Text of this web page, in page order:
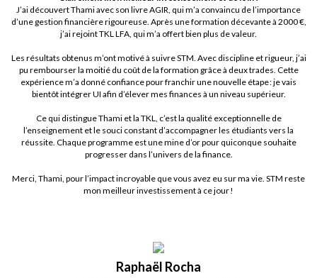
J’ai découvert Thami avec son livre AGIR, qui m’a convaincu de l’importance
d’une gestion financière rigoureuse. Après une formation décevante à 2000 €,
j’ai rejoint TKL LFA, qui m’a offert bien plus de valeur.
Les résultats obtenus m’ont motivé à suivre STM. Avec discipline et rigueur, j’ai
pu rembourser la moitié du coût de la formation grâce à deux trades. Cette
expérience m’a donné confiance pour franchir une nouvelle étape : je vais
bientôt intégrer UI afin d’élever mes finances à un niveau supérieur.
Ce qui distingue Thami et la TKL, c’est la qualité exceptionnelle de
l’enseignement et le souci constant d’accompagner les étudiants vers la
réussite. Chaque programme est une mine d’or pour quiconque souhaite
progresser dans l’univers de la finance.
Merci, Thami, pour l’impact incroyable que vous avez eu sur ma vie. STM reste
mon meilleur investissement à ce jour !
Raphaël Rocha